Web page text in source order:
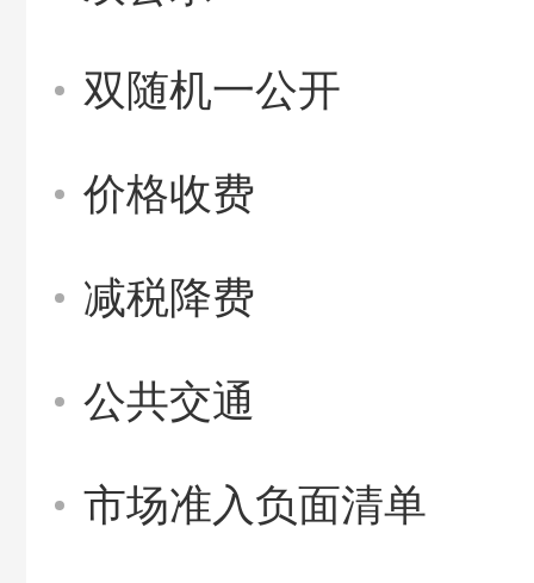
双随机一公开
价格收费
减税降费
公共交通
市场准入负面清单